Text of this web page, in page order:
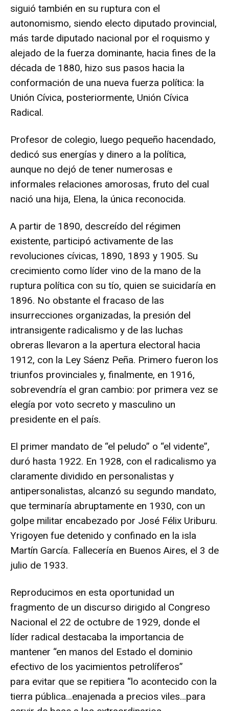
siguió también en su ruptura con el
autonomismo, siendo electo diputado provincial,
más tarde diputado nacional por el roquismo y
alejado de la fuerza dominante, hacia fines de la
década de 1880, hizo sus pasos hacia la
conformación de una nueva fuerza política: la
Unión Cívica, posteriormente, Unión Cívica
Radical.
Profesor de colegio, luego pequeño hacendado,
dedicó sus energías y dinero a la política,
aunque no dejó de tener numerosas e
informales relaciones amorosas, fruto del cual
nació una hija, Elena, la única reconocida.
A partir de 1890, descreído del régimen
existente, participó activamente de las
revoluciones cívicas, 1890, 1893 y 1905. Su
crecimiento como líder vino de la mano de la
ruptura política con su tío, quien se suicidaría en
1896. No obstante el fracaso de las
insurrecciones organizadas, la presión del
intransigente radicalismo y de las luchas
obreras llevaron a la apertura electoral hacia
1912, con la Ley Sáenz Peña. Primero fueron los
triunfos provinciales y, finalmente, en 1916,
sobrevendría el gran cambio: por primera vez se
elegía por voto secreto y masculino un
presidente en el país.
El primer mandato de “el peludo” o “el vidente”,
duró hasta 1922. En 1928, con el radicalismo ya
claramente dividido en personalistas y
antipersonalistas, alcanzó su segundo mandato,
que terminaría abruptamente en 1930, con un
golpe militar encabezado por José Félix Uriburu.
Yrigoyen fue detenido y confinado en la isla
Martín García. Fallecería en Buenos Aires, el 3 de
julio de 1933.
Reproducimos en esta oportunidad un
fragmento de un discurso dirigido al Congreso
Nacional el 22 de octubre de 1929, donde el
líder radical destacaba la importancia de
mantener “en manos del Estado el dominio
efectivo de los yacimientos petrolíferos”
para evitar que se repitiera “lo acontecido con la
tierra pública…enajenada a precios viles…para